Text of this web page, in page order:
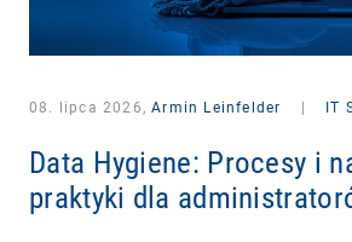
08. lipca 2026,Armin Leinfelder IT
Data Hygiene: Procesy i
praktyki dla